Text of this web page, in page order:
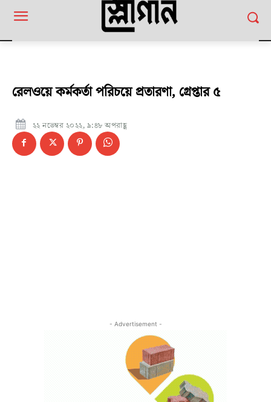
রেলওয়ে কর্মকর্তা পরিচয়ে প্রতারণা, গ্রেপ্তার ৫
২২ নভেম্বর ২০২২, ৯:৪৮ অপরাহ্ণ
- Advertisement -